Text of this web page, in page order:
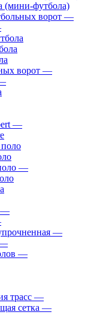
(мини-футбола)
ворот —
ворот —
—
—
—
—
—
трасс —
сетка —